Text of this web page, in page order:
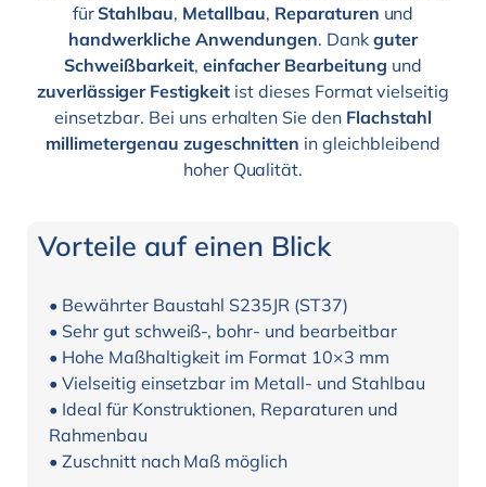
fürStahlbau, Metallbau, Reparaturen und
handwerkliche Anwendungen. Dankguter
Schweißbarkeit, einfacher Bearbeitung und
zuverlässiger Festigkeit ist dieses Format vielseitig
einsetzbar. Bei uns erhalten Sie den Flachstahl
millimetergenau zugeschnitten in gleichbleibend
hoher Qualität.
Vorteile auf einen Blick
• Bewährter Baustahl S235JR (ST37)
• Sehr gut schweiß-, bohr- und bearbeitbar
• Hohe Maßhaltigkeit im Format 10×3 mm
• Vielseitig einsetzbar im Metall- und Stahlbau
• Ideal für Konstruktionen, Reparaturen und
Rahmenbau
• Zuschnitt nach Maß möglich